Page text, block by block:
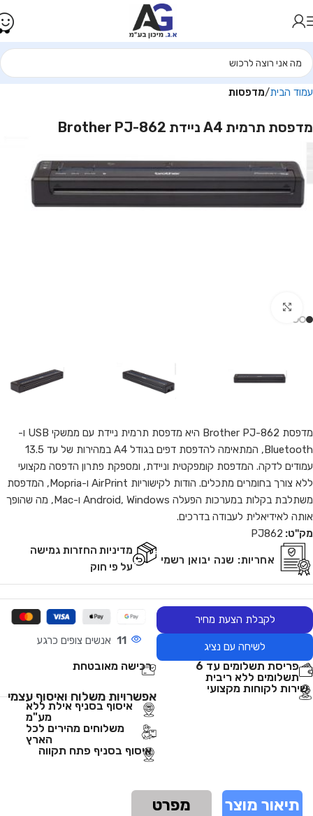
עמוד הבית מדפסות
מדפסת תרמית A4 ניידת Brother PJ-862
מדפסת Brother PJ-862 היא מדפסת תרמית ניידת עם ממשקי USB ו-
Bluetooth, המתאימה להדפסת דפים בגודל A4 במהירות של עד 13.5
עמודים לדקה. המדפסת קומפקטית וניידת, ומספקת פתרון הדפסה מקצועי
ללא צורך בחומרים מתכלים. הודות לקישוריות AirPrint ו-Mopria, המדפסת
משתלבת בקלות במערכות הפעלה Android, Windows ו-Mac, מה שהופך
אותה לאידיאלית לעבודה בדרכים.
מק"ט: PJ862
אחריות: שנה יבואן רשמי
מדיניות החזרות גמישה
על פי חוק
לקבלת הצעת מחיר
לשיחה עם נציג 11 אנשים צופים כרגע
פריסת תשלומים עד 6
תשלומים ללא ריבית
רכישה מאובטחת
שירות לקוחות מקצועי
אפשרויות משלוח ואיסוף עצמי
איסוף בסניף אילת ללא
מע"מ
משלוחים מהירים לכל
הארץ
איסוף בסניף פתח תקווה
תיאור מוצר מפרט